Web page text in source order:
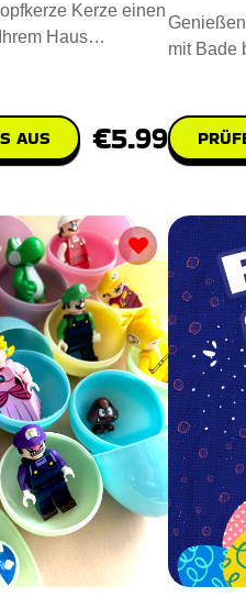
Kerze einen
Haus
AUS €5.99
mit Bade